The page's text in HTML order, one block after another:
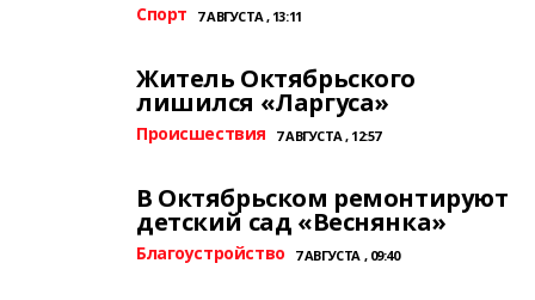
Спорт 7 АВГУСТА , 13:11
Житель Октябрьского
лишился «Ларгуса»
Происшествия 7 АВГУСТА , 12:57
В Октябрьском ремонтируют
детский сад «Веснянка»
Благоустройство 7 АВГУСТА , 09:40